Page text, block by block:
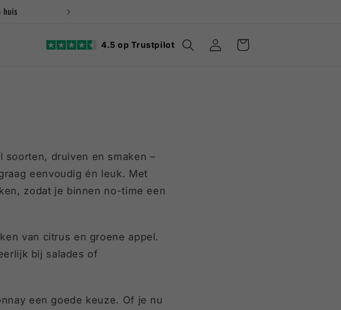
huis
4.5 op Trustpilot Inloggen
Winkelwagen
druiven en smaken –
eenvoudig én leuk. Met
zodat je binnen no-time een
van citrus en groene appel.
bij salades of
een goede keuze. Of je nu